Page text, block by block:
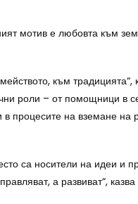
мотив е любовта към
към
роли – от помощници в
в процесите на вземане на
са носители на идеи и
а развиват“, казва